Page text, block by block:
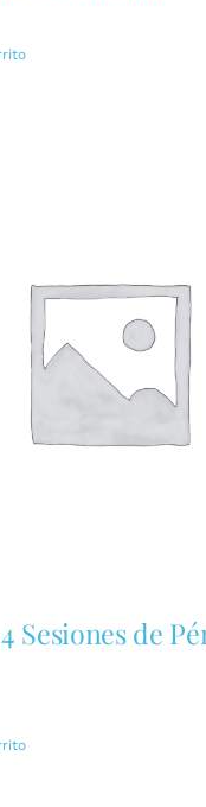
Sesiones de